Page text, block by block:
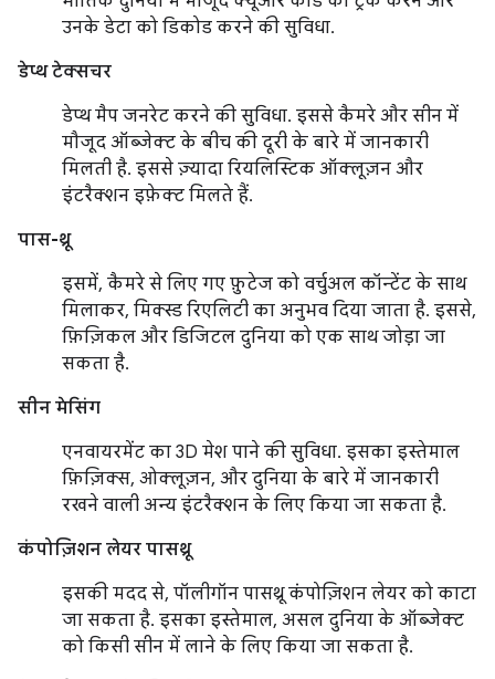
उनके डेटा को डिकोड करने की सुविधा.
डेप्थ टेक्सचर
डेप्थ मैप जनरेट करने की सुविधा. इससे कैमरे और सीन में
मौजूद ऑब्जेक्ट के बीच की दूरी के बारे में जानकारी
मिलती है. इससे ज़्यादा रियलिस्टिक ऑक्लूज़न और
इंटरैक्शन इफ़ेक्ट मिलते हैं.
पास-थ्रू
इसमें, कैमरे से लिए गए फ़ुटेज को वर्चुअल कॉन्टेंट के साथ
मिलाकर, मिक्स्ड रिएलिटी का अनुभव दिया जाता है. इससे,
फ़िज़िकल और डिजिटल दुनिया को एक साथ जोड़ा जा
सकता है.
सीन मेसिंग
एनवायरमेंट का 3D मेश पाने की सुविधा. इसका इस्तेमाल
फ़िज़िक्स, ओक्लूज़न, और दुनिया के बारे में जानकारी
रखने वाली अन्य इंटरैक्शन के लिए किया जा सकता है.
कंपोज़िशन लेयर पासथ्रू
इसकी मदद से, पॉलीगॉन पासथ्रू कंपोज़िशन लेयर को काटा
जा सकता है. इसका इस्तेमाल, असल दुनिया के ऑब्जेक्ट
को किसी सीन में लाने के लिए किया जा सकता है.